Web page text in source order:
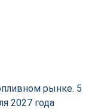
рынке. 5
2027 года